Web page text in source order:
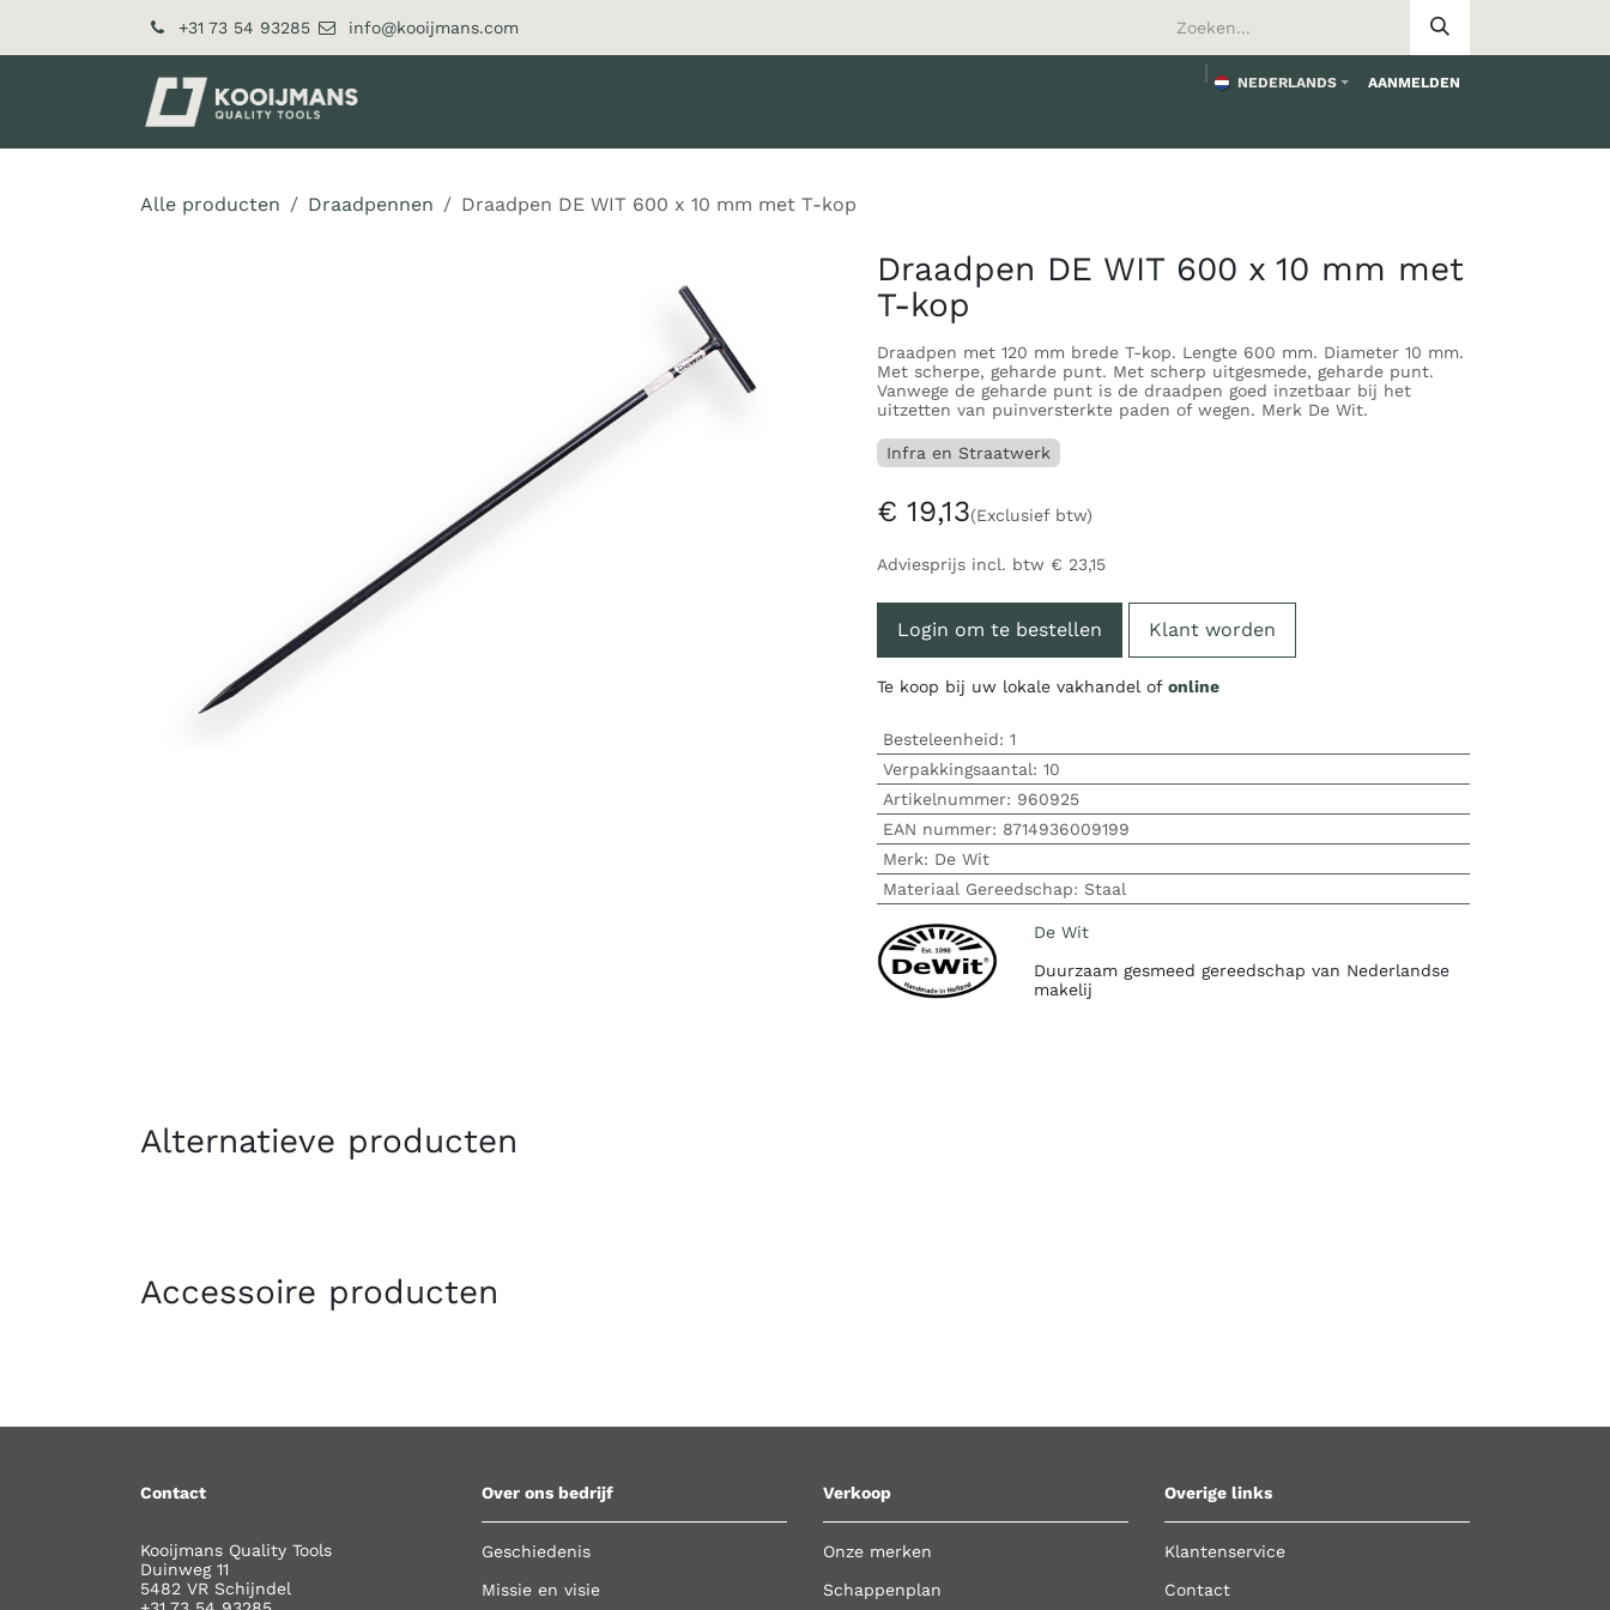
+31 73 54 93285 info@kooijmans.com
NEDERLANDS AANMELDEN
Alle producten Draadpennen Draadpen DE WIT 600 x 10 mm met T-kop
Draadpen DE WIT 600 x 10 mm met
T-kop
Draadpen met 120 mm brede T-kop. Lengte 600 mm. Diameter 10 mm.
Met scherpe, geharde punt. Met scherp uitgesmede, geharde punt.
Vanwege de geharde punt is de draadpen goed inzetbaar bij het
uitzetten van puinversterkte paden of wegen. Merk De Wit.
Infra en Straatwerk
€ 19,13(Exclusief btw)
Adviesprijs incl. btw € 23,15
Login om te bestellen Klant worden
Te koop bij uw lokale vakhandel of online
Besteleenheid: 1
Verpakkingsaantal: 10
Artikelnummer: 960925
EAN nummer: 8714936009199
Merk: De Wit
Materiaal Gereedschap: Staal
De Wit
Duurzaam gesmeed gereedschap van Nederlandse
makelij
Alternatieve producten
Accessoire producten
Contact
Kooijmans Quality Tools
Duinweg 11
5482 VR Schijndel
Over ons bedrijf
Geschiedenis
Missie en visie
Verkoop
Onze merken
Schappenplan
Overige links
Klantenservice
Contact